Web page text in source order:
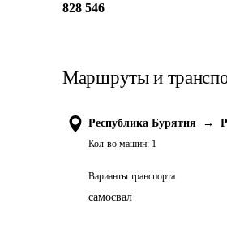
828 546
Маршруты и
Республика Бурятия →
Кол-во машин: 1
Варианты транспорта
самосвал